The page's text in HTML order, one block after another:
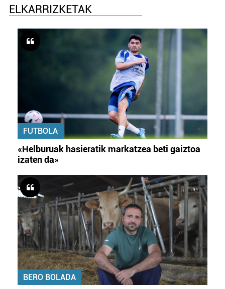
ELKARRIZKETAK
FUTBOLA
«Helburuak hasieratik markatzea beti gaiztoa
izaten da»
BERO BOLADA